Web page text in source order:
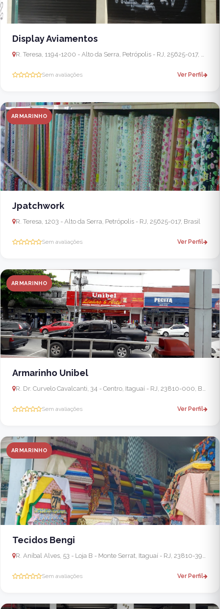
Display Aviamentos
R. Teresa, 1194-1200 - Alto da Serra, Petrópolis - RJ, 25625-017, Brasil
Sem avaliações Ver Perfil
ARMARINHO
Jpatchwork
R. Teresa, 1203 - Alto da Serra, Petrópolis - RJ, 25625-017, Brasil
Sem avaliações Ver Perfil
ARMARINHO
Armarinho Unibel
R. Dr. Curvelo Cavalcanti, 34 - Centro, Itaguaí - RJ, 23810-000, Brasil - Seropédica
Sem avaliações Ver Perfil
ARMARINHO
Tecidos Bengi
R. Aníbal Alves, 53 - Loja B - Monte Serrat, Itaguaí - RJ, 23810-390, Brasil - Seropédica
Sem avaliações Ver Perfil